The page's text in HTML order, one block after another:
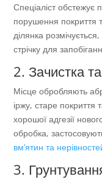
Спеціаліст
порушення покриття
ділянка
стрічку для
2. Зачистка
Місце обробляють
іржу, старе
хорошої адгезії
обробка,
вм’ятин та
3.